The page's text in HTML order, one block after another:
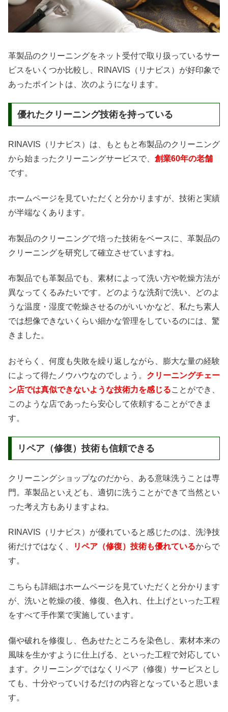
革製品のクリーニングをネット受付で取り扱っているサー
ビスをいくつか比較し、RINAVIS（リナビス）が好印象で
あったポイントは、次のようになります。
優れたクリーニング技術を持っている
RINAVIS（リナビス）は、もともと布製品のクリーニング
から始まったクリーニングサービスで、 創業60年の老舗
です。
ホームページを見ていただくと分かりますが、技術と実績
が半端なくあります。
布製品のクリーニングで培った技術をベースに、革製品の
クリーニングを研究して確立させていますね。
布製品でも革製品でも、素材によって洗い方や乾燥方法が
異なってくるみたいです。どのような洗剤で洗い、どのよ
うな温度・湿度で乾燥させるのがいいかなど、私たち素人
では想像できないくらい細かな管理をしているのには、驚
きました。
おそらく、何度も失敗を繰り返しながら、膨大な量の経験
によって得たノウハウなのでしょう。 クリーニングチェー
ン店では真似できないような技術力を感じることができ、
このような店であったら安心して依頼することができま
す。
リペア（修復）技術も信頼できる
クリーニングショップなのだから、ある意味洗うことは専
門。革製品といえども、適切に洗うことができて当然とい
った考え方もありますよね。
RINAVIS（リナビス）が優れていると感じたのは、洗浄技
術だけではなく、
リペア（修復）技術も優れているからで
す。
こちらも詳細はホームページを見ていただくと分かります
が、洗いと乾燥の後、修復、色入れ、仕上げといった工程
をすべて手作業で実施しています。
傷や破れを修復し、色あせたところを染色し、素材本来の
風味を生かすように仕上げる、といった工程で対応してい
ます。クリーニングではなくリペア（修復）サービスとし
ても、十分やっていけるだけの内容となっていると思いま
す。